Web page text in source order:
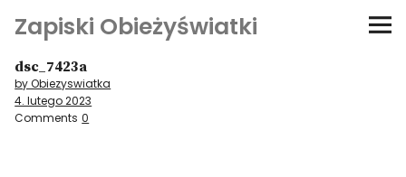
Zapiski Obieżyświatki
Podróże
Kultura i sztuka
dsc_7423a
by Obiezyswiatka
4. lutego 2023
Comments 0